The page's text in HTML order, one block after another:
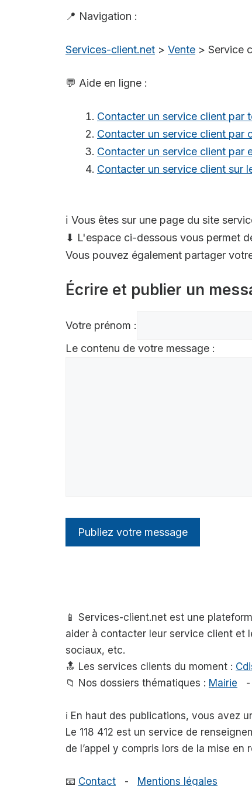
📍 Navigation :
Services-client.net > Vente > Service
💬 Aide en ligne :
Contacter un service client par
Contacter un service client par
Contacter un service client par
Contacter un service client sur
ℹ️ Vous êtes sur une page du site
⬇ L'espace ci-dessous vous permet
Vous pouvez également partager
Écrire et publier un
Votre prénom :
Le contenu de votre message :
📱 Services-client.net est une
aider à contacter leur service client et
sociaux, etc.
🔝 Les services clients du moment :
📁 Nos dossiers thématiques : Mairie
ℹ️ En haut des publications, vous avez
Le 118 412 est un service de
de l’appel y compris lors de la mise en
📧 Contact - Mentions légales